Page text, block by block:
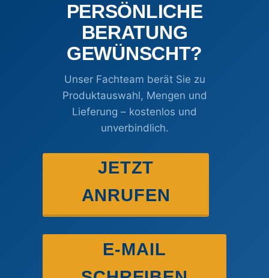
PERSÖNLICHE
BERATUNG
GEWÜNSCHT?
Unser Fachteam berät Sie zu
Produktauswahl, Mengen und
Lieferung – kostenlos und
unverbindlich.
JETZT
ANRUFEN
E-MAIL